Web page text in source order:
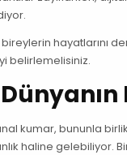
hayatlarını
belirlemelisiniz.
kumar, bununla
haline gelebiliyor.